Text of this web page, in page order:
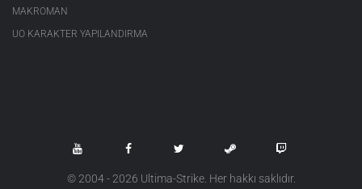
MAKROMAN
UO KARAKTER YAPILANDIRMA
© 2004 - 2026 Ultima-Strike. Her hakkı saklıdır.